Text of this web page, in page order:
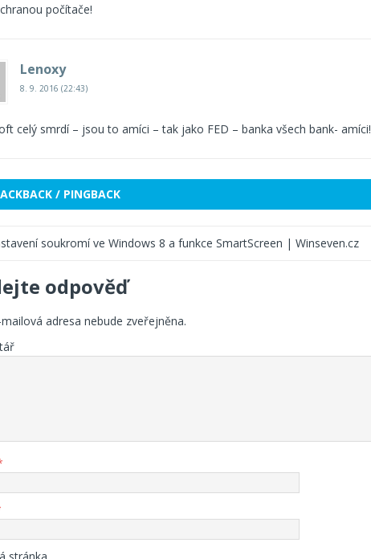
počítače!
Lenoxy
8. 9. 2016 (22:43)
celý smrdí – jsou to amíci – tak jako FED – banka všech bank- amíci!
/ PINGBACK
soukromí ve Windows 8 a funkce SmartScreen | Winseven.cz
odpověď
adresa nebude zveřejněna.